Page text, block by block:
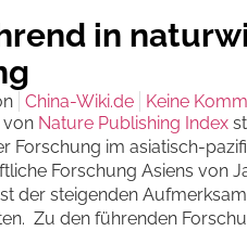
in
China-Wiki.de
Keine
von Nature Publishing Index
Forschung im asiatisch-
Forschung Asiens von
der steigenden
Zu den führenden